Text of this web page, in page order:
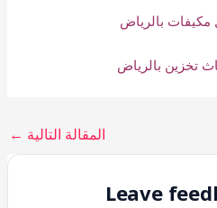
بالرياض
تخزين بالرياض
المقالة التالية ←
Leave